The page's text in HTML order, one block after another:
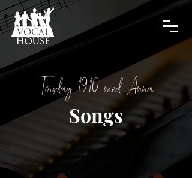
Torsdag 19.10 med Anna
Songs